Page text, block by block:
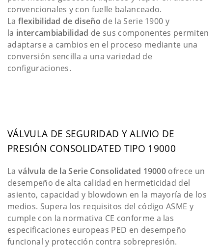
convencionales y con fuelle balanceado.
La flexibilidad de diseño de la Serie 1900 y
la intercambiabilidad de sus componentes permiten
adaptarse a cambios en el proceso mediante una
conversión sencilla a una variedad de
configuraciones.
VÁLVULA DE SEGURIDAD Y ALIVIO DE
PRESIÓN CONSOLIDATED TIPO 19000
La válvula de la Serie Consolidated 19000 ofrece un
desempeño de alta calidad en hermeticidad del
asiento, capacidad y blowdown en la mayoría de los
medios. Supera los requisitos del código ASME y
cumple con la normativa CE conforme a las
especificaciones europeas PED en desempeño
funcional y protección contra sobrepresión.